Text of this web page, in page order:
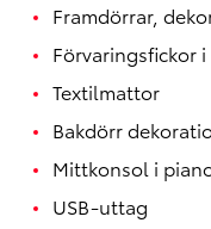
Framdörrar,
Förvaringsfickor
Textilmattor
Bakdörr
Mittkonsol i
USB-uttag